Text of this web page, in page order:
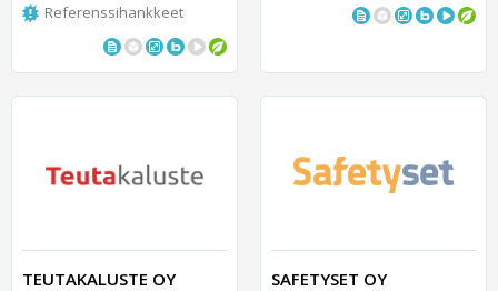
Referenssihankkeet
TEUTAKALUSTE OY SAFETYSET OY